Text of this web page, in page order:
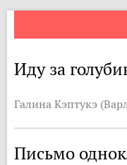
Иду за
Галина Кэптукэ
Письмо